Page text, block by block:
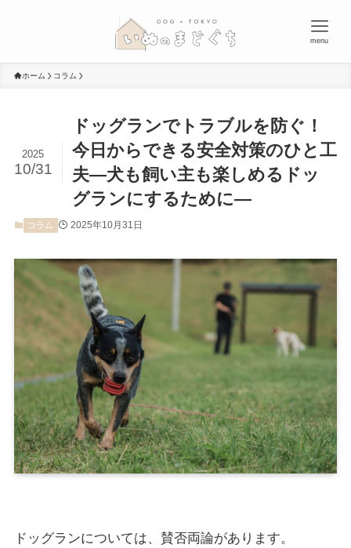
menu
ホーム コラム
ドッグランでトラブルを防ぐ！
今日からできる安全対策のひと工
夫―犬も飼い主も楽しめるドッ
グランにするために―
2025
10/31
コラム 2025年10月31日
ドッグランについては、賛否両論があります。